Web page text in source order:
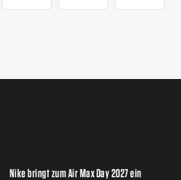
Nike bringt zum Air Max Day 2027 ein